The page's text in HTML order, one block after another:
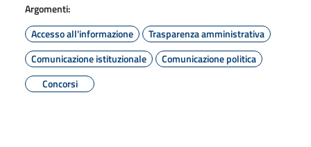
Argomenti:
Accesso all'informazione
Trasparenza amministrativa
Comunicazione istituzionale
Comunicazione politica
Concorsi